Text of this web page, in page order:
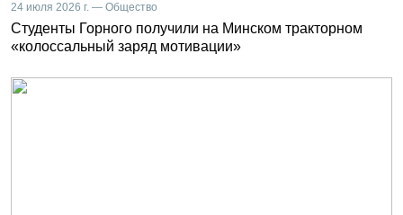
24 июля 2026 г. — Общество
Студенты Горного получили на Минском тракторном
«колоссальный заряд мотивации»